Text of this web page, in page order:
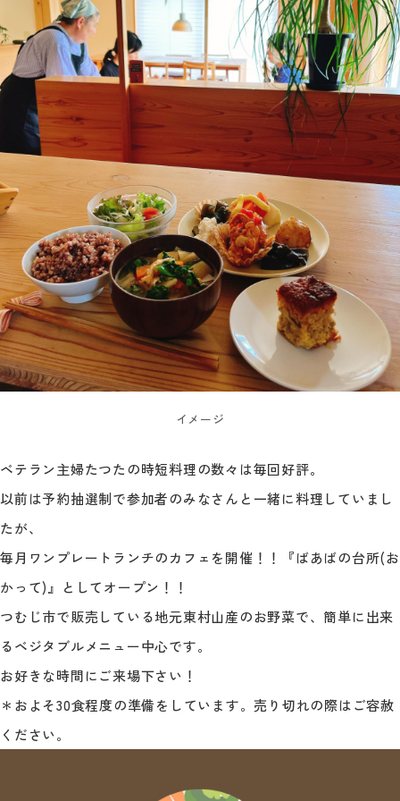
イメージ
ベテラン主婦たつたの時短料理の数々は毎回好評。
以前は予約抽選制で参加者のみなさんと一緒に料理していまし
たが、
毎月ワンプレートランチのカフェを開催！！『ばあばの台所(お
かって)』としてオープン！！
つむじ市で販売している地元東村山産のお野菜で、簡単に出来
るベジタブルメニュー中心です。
お好きな時間にご来場下さい！
＊およそ30食程度の準備をしています。売り切れの際はご容赦
ください。